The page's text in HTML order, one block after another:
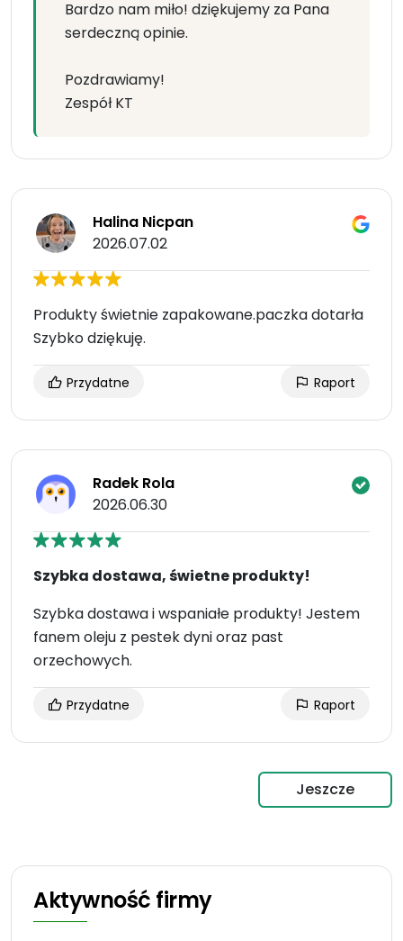
Bardzo nam miło! dziękujemy za Pana
serdeczną opinie.
Pozdrawiamy!
Zespół KT
Halina Nicpan
2026.07.02
Produkty świetnie zapakowane.paczka dotarła
Szybko dziękuję.
Przydatne Raport
Radek Rola
2026.06.30
Szybka dostawa, świetne produkty!
Szybka dostawa i wspaniałe produkty! Jestem
fanem oleju z pestek dyni oraz past
orzechowych.
Przydatne Raport
Jeszcze
Aktywność firmy